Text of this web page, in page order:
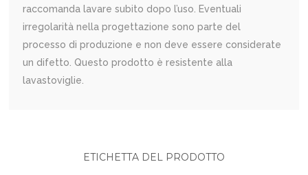
raccomanda lavare subito dopo l’uso. Eventuali
irregolarità nella progettazione sono parte del
processo di produzione e non deve essere considerate
un difetto. Questo prodotto è resistente alla
lavastoviglie.
ETICHETTA DEL PRODOTTO